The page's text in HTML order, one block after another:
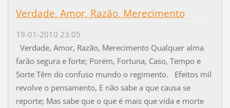
Verdade, Amor, Razão, Merecimento
19-01-2010 23:05
Verdade, Amor, Razão, Merecimento Qualquer alma
farão segura e forte; Porém, Fortuna, Caso, Tempo e
Sorte Têm do confuso mundo o regimento. Efeitos mil
revolve o pensamento, E não sabe a que causa se
reporte; Mas sabe que o que é mais que vida e morte